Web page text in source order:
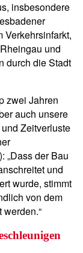
insbesondere
Verkehrsinfarkt,
und
durch die Stadt
zwei Jahren
auch unsere
Zeitverluste
„Dass der Bau
und
wurde, stimmt
von dem